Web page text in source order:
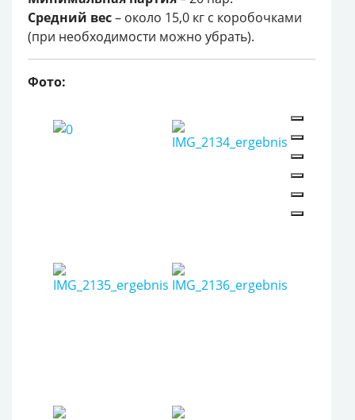
Средний вес– около 15,0 кг с коробочками
(при необходимости можно убрать).
Фото: